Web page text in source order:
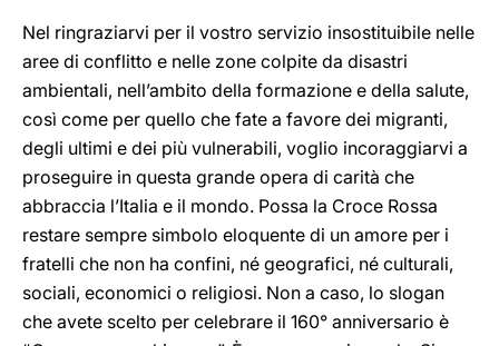
Nel ringraziarvi per il vostro servizio insostituibile nelle
aree di conflitto e nelle zone colpite da disastri
ambientali, nell’ambito della formazione e della salute,
così come per quello che fate a favore dei migranti,
degli ultimi e dei più vulnerabili, voglio incoraggiarvi a
proseguire in questa grande opera di carità che
abbraccia l’Italia e il mondo. Possa la Croce Rossa
restare sempre simbolo eloquente di un amore per i
fratelli che non ha confini, né geografici, né culturali,
sociali, economici o religiosi. Non a caso, lo slogan
che avete scelto per celebrare il 160° anniversario è